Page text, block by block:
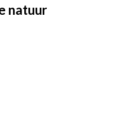
natuur